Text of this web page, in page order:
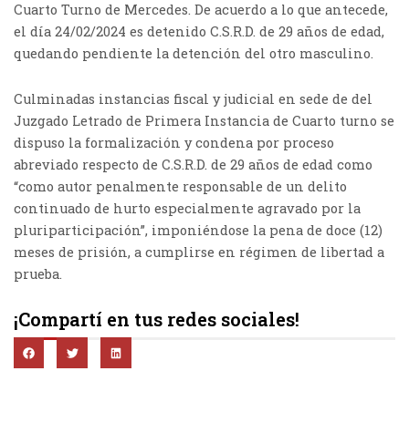
Cuarto Turno de Mercedes. De acuerdo a lo que antecede,
el día 24/02/2024 es detenido C.S.R.D. de 29 años de edad,
quedando pendiente la detención del otro masculino.
Culminadas instancias fiscal y judicial en sede de del
Juzgado Letrado de Primera Instancia de Cuarto turno se
dispuso la formalización y condena por proceso
abreviado respecto de C.S.R.D. de 29 años de edad como
“como autor penalmente responsable de un delito
continuado de hurto especialmente agravado por la
pluriparticipación”, imponiéndose la pena de doce (12)
meses de prisión, a cumplirse en régimen de libertad a
prueba.
¡Compartí en tus redes sociales!